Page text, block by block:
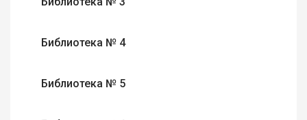
Библиотека № 4
Библиотека № 5